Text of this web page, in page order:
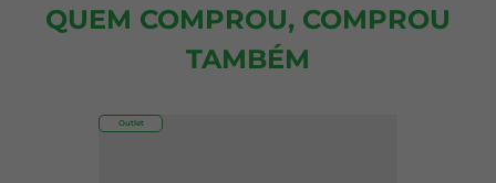
QUEM COMPROU, COMPROU
TAMBÉM
Outlet